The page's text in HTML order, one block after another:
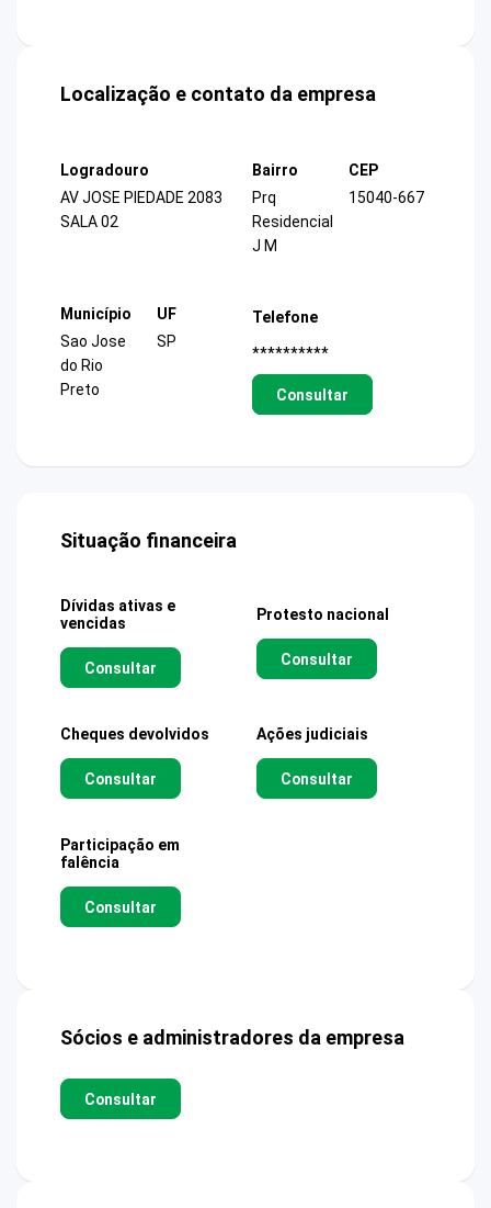
Localização e contato da empresa
Logradouro
AV JOSE PIEDADE 2083
SALA 02
Bairro
Prq
Residencial
J M
CEP
15040-667
Município
Sao Jose
do Rio
Preto
UF
SP
Telefone
**********
Consultar
Situação financeira
Dívidas ativas e
vencidas
Consultar
Protesto nacional
Consultar
Cheques devolvidos
Consultar
Ações judiciais
Consultar
Participação em
falência
Consultar
Sócios e administradores da empresa
Consultar